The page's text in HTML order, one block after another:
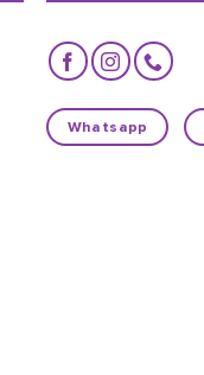
Whatsapp